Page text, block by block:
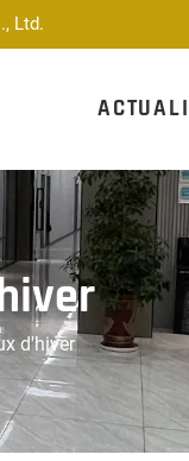
Ltd.
d'hiver